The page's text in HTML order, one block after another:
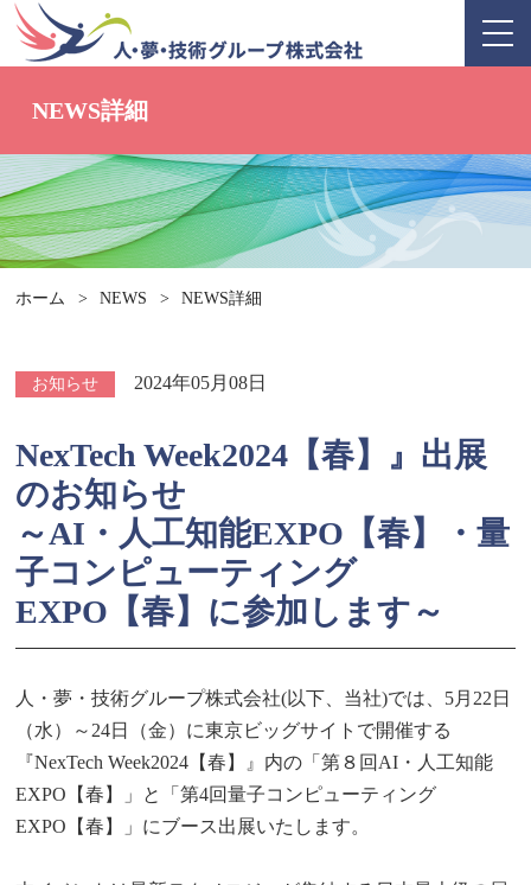
NEWS詳細
ホーム > NEWS > NEWS詳細
お知らせ 2024年05月08日
NexTech Week2024【春】』出展
のお知らせ
～AI・人工知能EXPO【春】・量
子コンピューティング
EXPO【春】に参加します～
人・夢・技術グループ株式会社(以下、当社)では、5月22日
（水）～24日（金）に東京ビッグサイトで開催する
『NexTech Week2024【春】』内の「第８回AI・人工知能
EXPO【春】」と「第4回量子コンピューティング
EXPO【春】」にブース出展いたします。